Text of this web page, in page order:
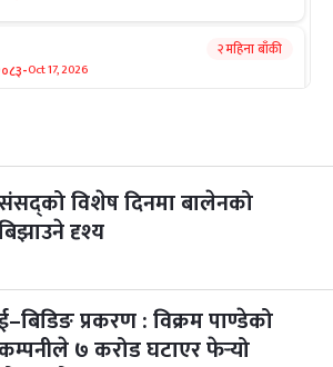
-Oct 17, 2026
२ महिना बाँकी
-Oct 20, 2026
२ महिना बाँकी
-Oct 21, 2026
व्रत २ महिना बाँकी
विशेष दिनमा बालेनको
दृश्य
प्रकरण : विक्रम पाण्डेको
७ करोड घटाएर फेर्‍यो